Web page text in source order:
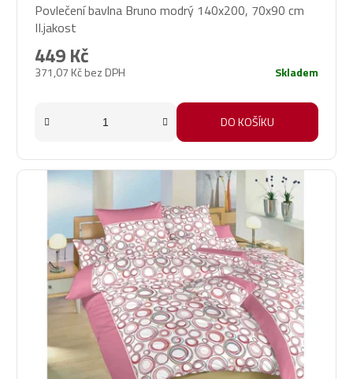
Povlečení bavlna Bruno modrý 140x200, 70x90 cm
II.jakost
371,07 Kč bez DPH
449 Kč
Skladem
DO KOŠÍKU